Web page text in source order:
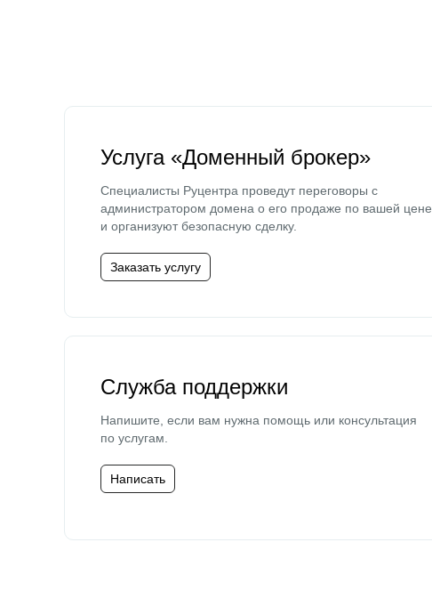
Услуга «Доменный брокер»
Специалисты Руцентра проведут переговоры с
администратором домена о его продаже по вашей цене
и организуют безопасную сделку.
Заказать услугу
Служба поддержки
Напишите, если вам нужна помощь или консультация
по услугам.
Написать